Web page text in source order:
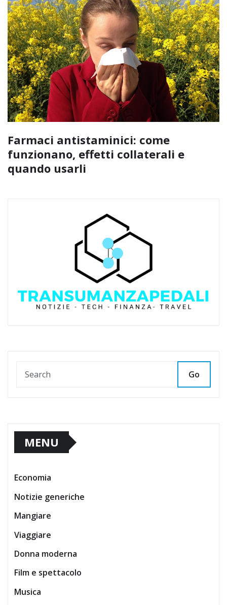
Farmaci antistaminici: come
funzionano, effetti collaterali e
quando usarli
Go
MENU
Economia
Notizie generiche
Mangiare
Viaggiare
Donna moderna
Film e spettacolo
Musica